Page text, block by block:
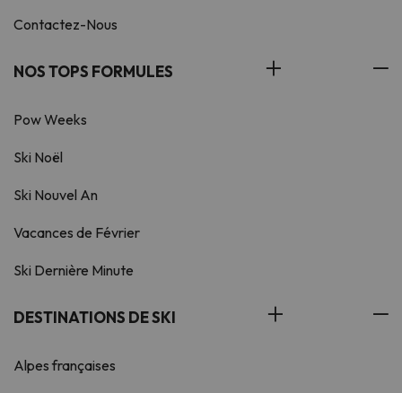
Contactez-Nous
NOS TOPS FORMULES
Pow Weeks
Ski Noël
Ski Nouvel An
Vacances de Février
Ski Dernière Minute
DESTINATIONS DE SKI
Alpes françaises